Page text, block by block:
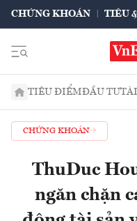
CHỨNG KHOÁN TIÊU
TIÊU ĐIỂMĐẦU TƯ
CHỨNG KHOÁN
ThuDuc
ngăn chặn